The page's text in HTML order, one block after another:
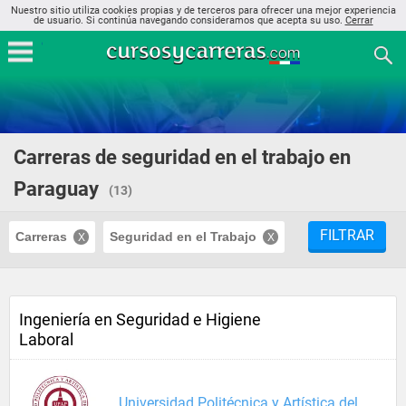
Nuestro sitio utiliza cookies propias y de terceros para ofrecer una mejor experiencia
de usuario. Si continúa navegando consideramos que acepta su uso. Cerrar
Carreras de seguridad en el trabajo en
Paraguay
(13)
Carreras Seguridad en el Trabajo FILTRAR
Ingeniería en Seguridad e Higiene
Laboral